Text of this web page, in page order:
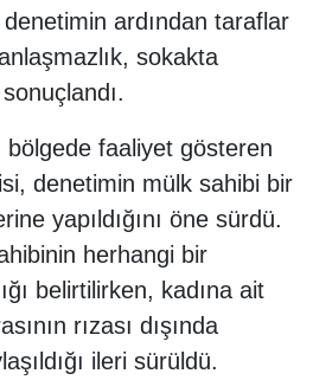
ardından taraflar
sokakta
bölgede faaliyet gösteren
denetimin mülk sahibi bir
yapıldığını öne sürdü.
herhangi bir
belirtilirken, kadına ait
rızası dışında
ileri sürüldü.